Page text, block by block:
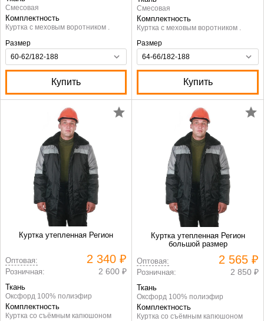
Смесовая
Комплектность
Куртка с меховым воротником .
Размер
Купить
Смесовая
Комплектность
Куртка с меховым воротником .
Размер
Купить
Куртка утепленная Регион
Оптовая: 2 340 ₽
Розничная: 2 600 ₽
Ткань
Оксфорд 100% полиэфир
Комплектность
Куртка со съёмным капюшоном
Куртка утепленная Регион
большой размер
Оптовая:
2 565 ₽
Розничная: 2 850 ₽
Ткань
Оксфорд 100% полиэфир
Комплектность
Куртка со съёмным капюшоном